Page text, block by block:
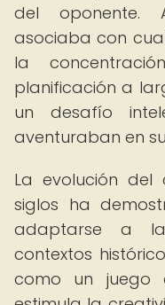
del oponente.
asociaba con
la
planificación a
un desafío
aventuraban en
La evolución
siglos ha
adaptarse a
contextos
como un juego